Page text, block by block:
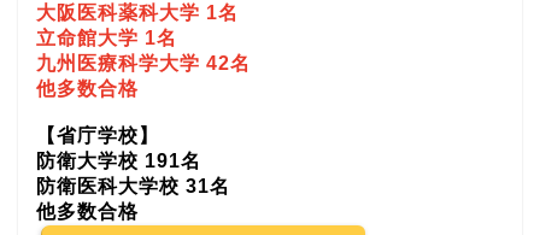
大阪医科薬科大学 1名
立命館大学 1名
九州医療科学大学 42名
他多数合格
【省庁学校】
防衛大学校 191名
防衛医科大学校 31名
他多数合格